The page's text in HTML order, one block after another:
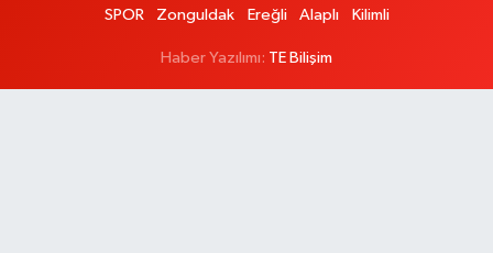
SPOR
Zonguldak Ereğli Alaplı Kilimli
Haber Yazılımı: TE Bilişim